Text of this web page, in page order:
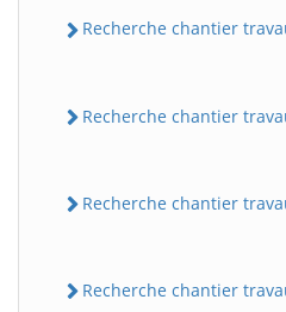
Recherche chantier
Recherche chantier
Recherche chantier
Recherche chantier